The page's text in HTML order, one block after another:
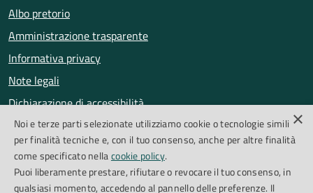
Albo pretorio
Amministrazione trasparente
Informativa privacy
Note legali
Dichiarazione di accessibilità
Obiettivi di accessibilità
Segnalazioni accessibilità
×
Noi e terze parti selezionate utilizziamo cookie o tecnologie simili
per finalità tecniche e, con il tuo consenso, anche per altre finalità
come specificato nellacookie policy.
Puoi liberamente prestare, rifiutare o revocare il tuo consenso, in
qualsiasi momento, accedendo al pannello delle preferenze. Il